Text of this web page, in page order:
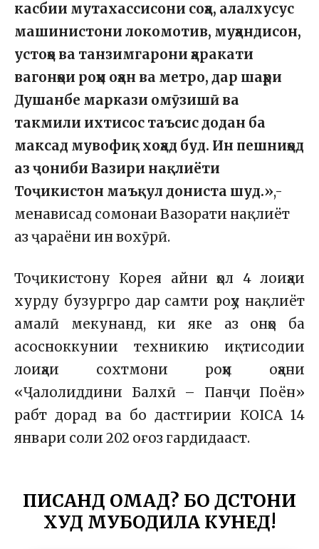
касбии мутахассисони соҳа, алалхусус
машинистони локомотив, муҳандисон,
устоҳо ва танзимгарони ҳаракати
вагонҳои роҳи оҳан ва метро, дар шаҳри
Душанбе маркази омӯзишӣ ва
такмили ихтисос таъсис додан ба
максад мувофиқ хоҳад буд. Ин пешниҳод
аз ҷониби Вазири нақлиёти
Тоҷикистон маъқул дониста шуд.»,-
менависад сомонаи Вазорати нақлиёт
аз ҷараёни ин вохӯрӣ.
Тоҷикистону Корея айни ҳол 4 лоиҳаи
хурду бузургро дар самти роҳу нақлиёт
амалӣ мекунанд, ки яке аз онҳо ба
асосноккунии техникию иқтисодии
лоиҳаи сохтмони роҳи оҳани
«Ҷалолиддини Балхӣ – Панҷи Поён»
рабт дорад ва бо дастгирии КОICА 14
январи соли 202 оғоз гардидааст.
ПИСАНД ОМАД? БО ДӮСТОНИ
ХУД МУБОДИЛА КУНЕД!